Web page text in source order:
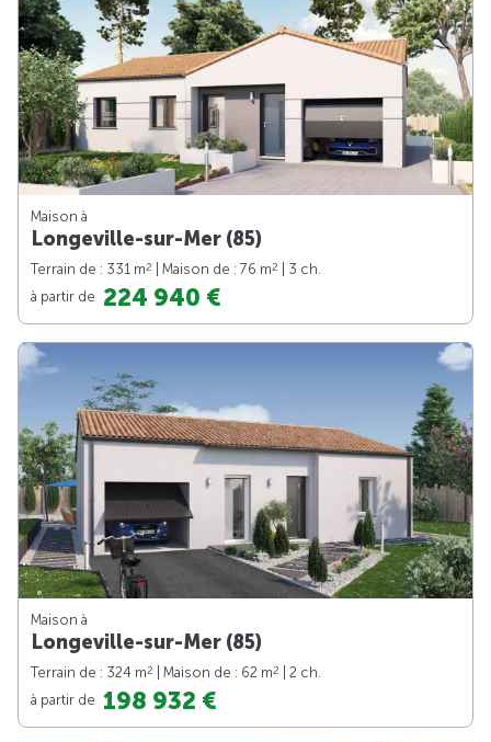
Maison à
Longeville-sur-Mer (85)
Terrain de : 331 m2 | Maison de : 76 m2
| 3 ch.
à partir de 224 940 €
Maison à
Longeville-sur-Mer (85)
Terrain de : 324 m2 | Maison de : 62 m2
| 2 ch.
à partir de 198 932 €